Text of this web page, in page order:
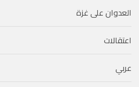
العدوان على غزة
اعتقالات
عربي